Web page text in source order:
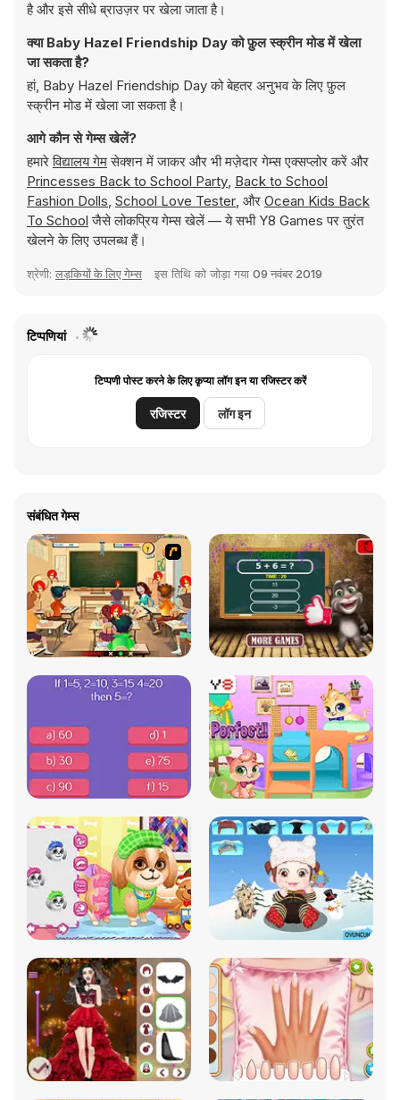
है और इसे सीधे ब्राउज़र पर खेला जाता है।
क्या Baby Hazel Friendship Day को फ़ुल स्क्रीन मोड में खेला
जा सकता है?
हां, Baby Hazel Friendship Day को बेहतर अनुभव के लिए फ़ुल
स्क्रीन मोड में खेला जा सकता है।
आगे कौन से गेम्स खेलें?
हमारेविद्यालय गेमसेक्शन में जाकर और भी मज़ेदार गेम्स एक्सप्लोर करें और
Princesses Back to School Party, Back to School
Fashion Dolls, School Love Tester, और Ocean Kids Back
To School जैसे लोकप्रिय गेम्स खेलें — ये सभी Y8 Games पर तुरंत
खेलने के लिए उपलब्ध हैं।
श्रेणी: लड़कियों के लिए गेम्स इस तिथि को जोड़ा गया 09 नवंबर 2019
टिप्पणियां
टिप्पणी पोस्ट करने के लिए कृप्या लॉग इन या रजिस्टर करें
रजिस्टर लॉग इन
संबंधित गेम्स